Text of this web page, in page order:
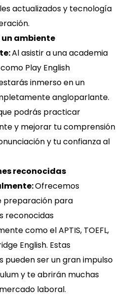
actualizados y tecnología
un ambiente
Al asistir a una academia
Play English
inmerso en un
angloparlante.
podrás practicar
y mejorar tu comprensión
y tu confianza al
reconocidas
Ofrecemos
preparación para
reconocidas
como elAPTIS, TOEFL,
English. Estas
pueden ser un gran impulso
y te abrirán muchas
laboral.